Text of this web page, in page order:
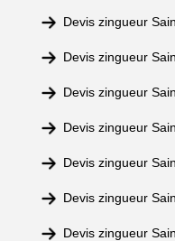
Devis zingueur
Devis zingueur
Devis zingueur
Devis zingueur
Devis zingueur
Devis zingueur
Devis zingueur